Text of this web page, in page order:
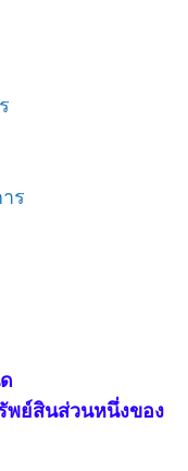
ร
พย์สินส่วนหนึ่งของ